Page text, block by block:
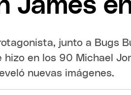
James
junto a Bugs
hizo en los 90 Michael
nuevas imágenes.